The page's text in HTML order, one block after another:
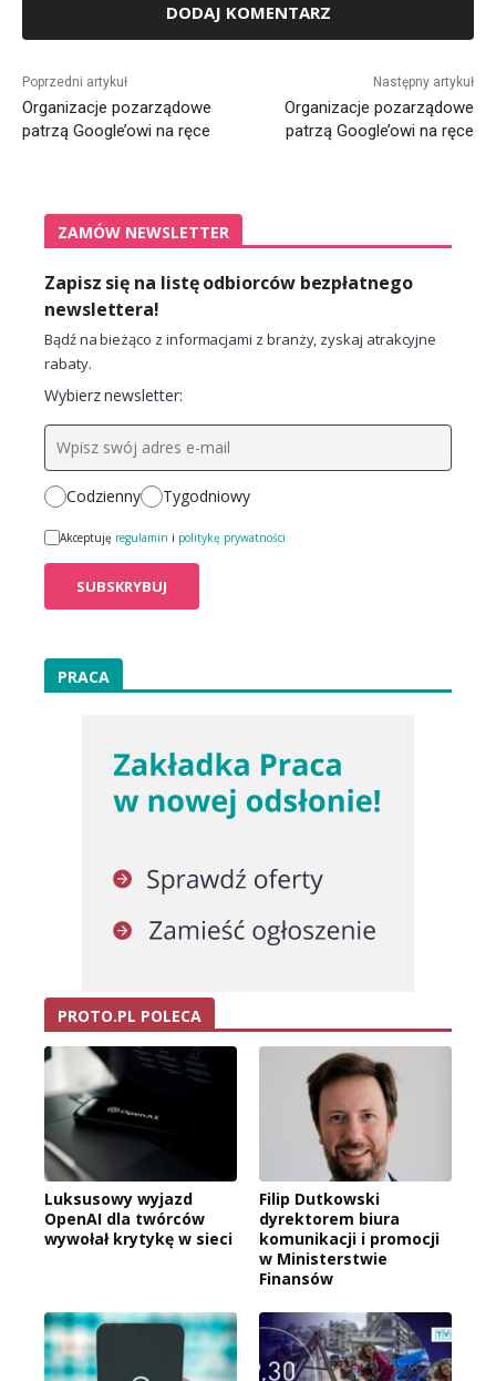
Poprzedni artykuł
Organizacje pozarządowe
patrzą Google’owi na ręce
Następny artykuł
Organizacje pozarządowe
patrzą Google’owi na ręce
ZAMÓW NEWSLETTER
Zapisz się na listę odbiorców bezpłatnego
newslettera!
Bądź na bieżąco z informacjami z branży, zyskaj atrakcyjne
rabaty.
Wybierz newsletter:
Codzienny Tygodniowy
Akceptuję regulamin i politykę prywatności
PRACA
PROTO.PL POLECA
Luksusowy wyjazd
OpenAI dla twórców
wywołał krytykę w sieci
Filip Dutkowski
dyrektorem biura
komunikacji i promocji
w Ministerstwie
Finansów